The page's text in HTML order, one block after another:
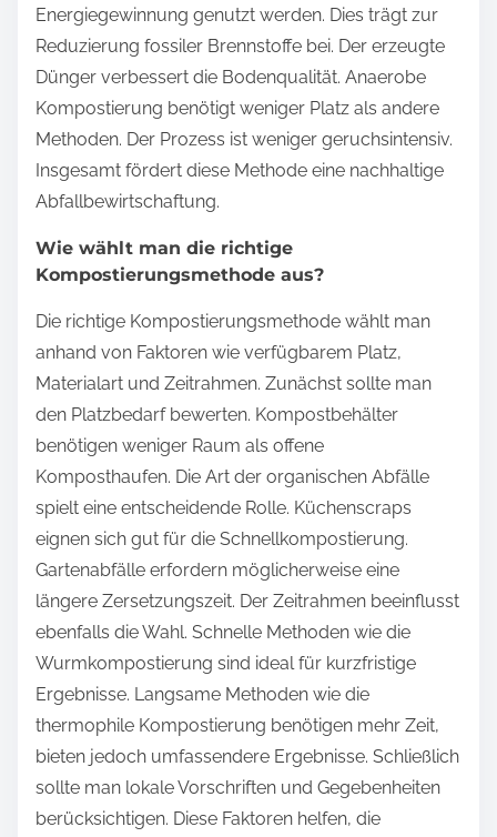
Energiegewinnung genutzt werden. Dies trägt zur
Reduzierung fossiler Brennstoffe bei. Der erzeugte
Dünger verbessert die Bodenqualität. Anaerobe
Kompostierung benötigt weniger Platz als andere
Methoden. Der Prozess ist weniger geruchsintensiv.
Insgesamt fördert diese Methode eine nachhaltige
Abfallbewirtschaftung.
Wie wählt man die richtige
Kompostierungsmethode aus?
Die richtige Kompostierungsmethode wählt man
anhand von Faktoren wie verfügbarem Platz,
Materialart und Zeitrahmen. Zunächst sollte man
den Platzbedarf bewerten. Kompostbehälter
benötigen weniger Raum als offene
Komposthaufen. Die Art der organischen Abfälle
spielt eine entscheidende Rolle. Küchenscraps
eignen sich gut für die Schnellkompostierung.
Gartenabfälle erfordern möglicherweise eine
längere Zersetzungszeit. Der Zeitrahmen beeinflusst
ebenfalls die Wahl. Schnelle Methoden wie die
Wurmkompostierung sind ideal für kurzfristige
Ergebnisse. Langsame Methoden wie die
thermophile Kompostierung benötigen mehr Zeit,
bieten jedoch umfassendere Ergebnisse. Schließlich
sollte man lokale Vorschriften und Gegebenheiten
berücksichtigen. Diese Faktoren helfen, die